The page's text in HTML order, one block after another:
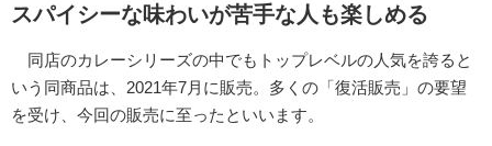
スパイシーな味わいが苦手な人も楽しめる
同店のカレーシリーズの中でもトップレベルの人気を誇ると
いう同商品は、2021年7月に販売。多くの「復活販売」の要望
を受け、今回の販売に至ったといいます。